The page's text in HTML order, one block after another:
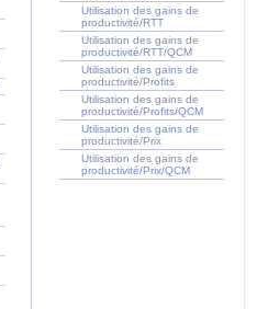
Utilisation des gains de
productivité/RTT
Utilisation des gains de
productivité/RTT/QCM
Utilisation des gains de
productivité/Profits
Utilisation des gains de
productivité/Profits/QCM
Utilisation des gains de
productivité/Prix
Utilisation des gains de
productivité/Prix/QCM